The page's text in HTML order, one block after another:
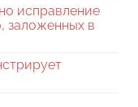
исправление
заложенных в